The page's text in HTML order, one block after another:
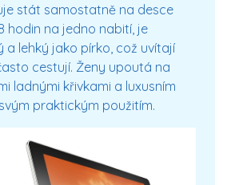
stát samostatně na desce
hodin na jedno nabití, je
a lehký jako pírko, což uvítají
cestují. Ženy upoutá na
ladnými křivkami a luxusním
praktickým použitím.